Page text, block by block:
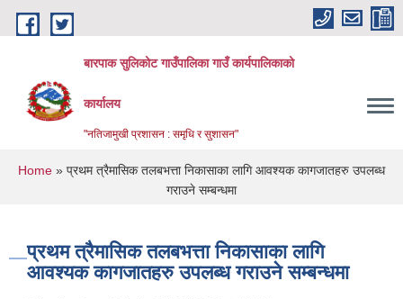
Skip to main content
बारपाक सुलिकोट गाउँपालिका गाउँ कार्यपालिकाको
कार्यालय
"नतिजामुखी प्रशासन : समृधि र सुशासन"
You are here
Home » प्रथम त्रैमासिक तलबभत्ता निकासाका लागि आवश्यक कागजातहरु उपलब्ध
गराउने सम्बन्धमा
प्रथम त्रैमासिक तलबभत्ता निकासाका लागि
आवश्यक कागजातहरु उपलब्ध गराउने सम्बन्धमा